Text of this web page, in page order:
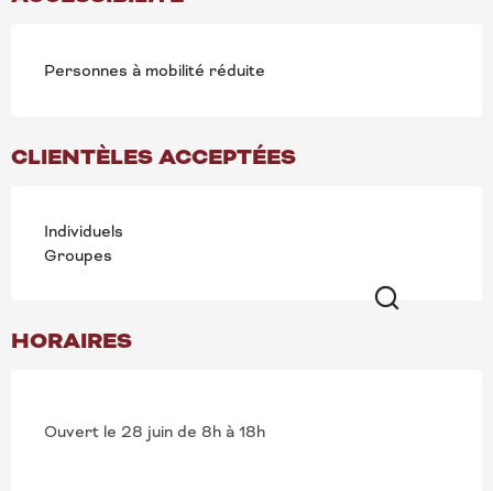
Personnes à mobilité réduite
CLIENTÈLES ACCEPTÉES
Individuels
Groupes
HORAIRES
Ouvert le 28 juin de 8h à 18h